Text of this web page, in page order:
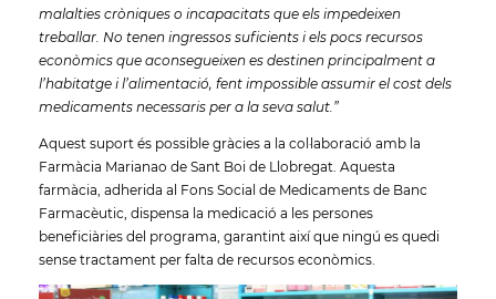
malalties cròniques o incapacitats que els impedeixen
treballar. No tenen ingressos suficients i els pocs recursos
econòmics que aconsegueixen es destinen principalment a
l’habitatge i l’alimentació, fent impossible assumir el cost dels
medicaments necessaris per a la seva salut.”
Aquest suport és possible gràcies a la col·laboració amb la
Farmàcia Marianao de Sant Boi de Llobregat. Aquesta
farmàcia, adherida al Fons Social de Medicaments de Banc
Farmacèutic, dispensa la medicació a les persones
beneficiàries del programa, garantint així que ningú es quedi
sense tractament per falta de recursos econòmics.